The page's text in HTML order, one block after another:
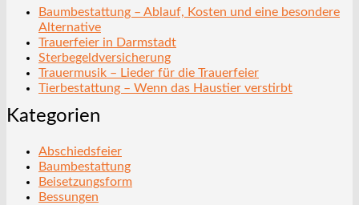
Baumbestattung – Ablauf, Kosten und eine besondere
Alternative
Trauerfeier in Darmstadt
Sterbegeldversicherung
Trauermusik – Lieder für die Trauerfeier
Tierbestattung – Wenn das Haustier verstirbt
Kategorien
Abschiedsfeier
Baumbestattung
Beisetzungsform
Bessungen